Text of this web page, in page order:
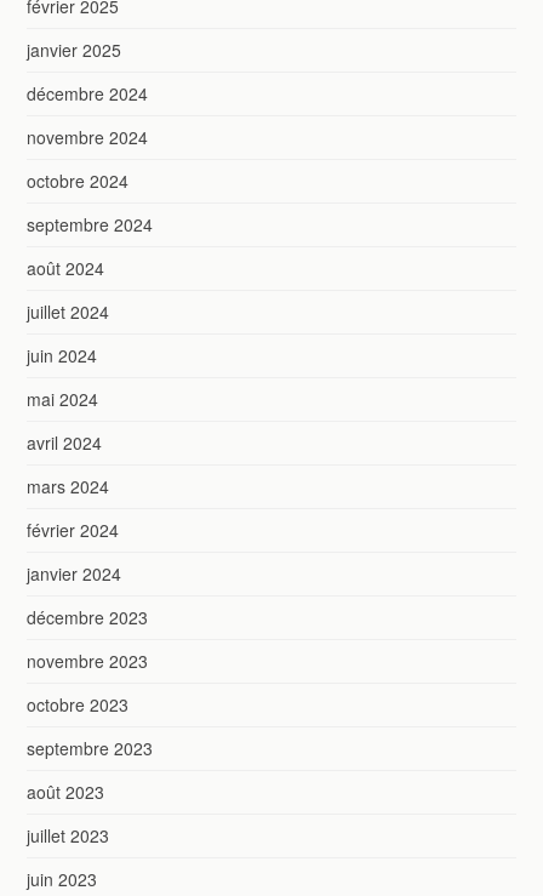
février 2025
janvier 2025
décembre 2024
novembre 2024
octobre 2024
septembre 2024
août 2024
juillet 2024
juin 2024
mai 2024
avril 2024
mars 2024
février 2024
janvier 2024
décembre 2023
novembre 2023
octobre 2023
septembre 2023
août 2023
juillet 2023
juin 2023